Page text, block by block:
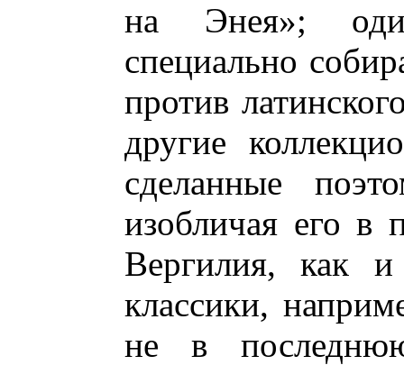
на Энея»;
специально
против
другие
сделанные
изобличая его в
Вергилия, как
классики,
не в последнюю